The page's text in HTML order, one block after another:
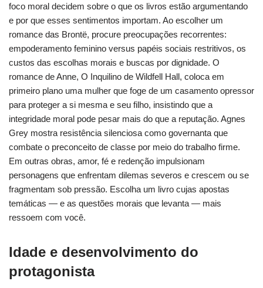
foco moral decidem sobre o que os livros estão argumentando
e por que esses sentimentos importam. Ao escolher um
romance das Brontë, procure preocupações recorrentes:
empoderamento feminino versus papéis sociais restritivos, os
custos das escolhas morais e buscas por dignidade. O
romance de Anne, O Inquilino de Wildfell Hall, coloca em
primeiro plano uma mulher que foge de um casamento opressor
para proteger a si mesma e seu filho, insistindo que a
integridade moral pode pesar mais do que a reputação. Agnes
Grey mostra resistência silenciosa como governanta que
combate o preconceito de classe por meio do trabalho firme.
Em outras obras, amor, fé e redenção impulsionam
personagens que enfrentam dilemas severos e crescem ou se
fragmentam sob pressão. Escolha um livro cujas apostas
temáticas — e as questões morais que levanta — mais
ressoem com você.
Idade e desenvolvimento do
protagonista